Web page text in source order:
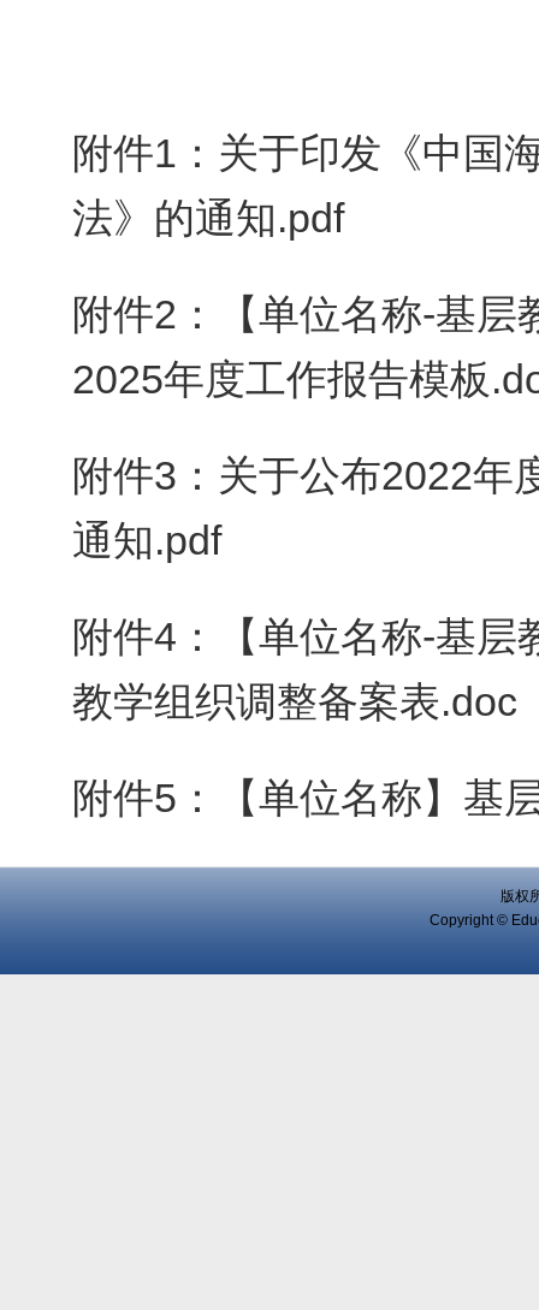
附件1：关于印发《中国
法》的通知.pdf
附件2：【单位名称-基
2025年度工作报告模板
附件3：关于公布2022年
通知.pdf
附件4：【单位名称-基
教学组织调整备案表.doc
附件5：【单位名称】基
版权
Copyright ©